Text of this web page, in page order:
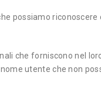
possiamo
che forniscono nel
utente che non